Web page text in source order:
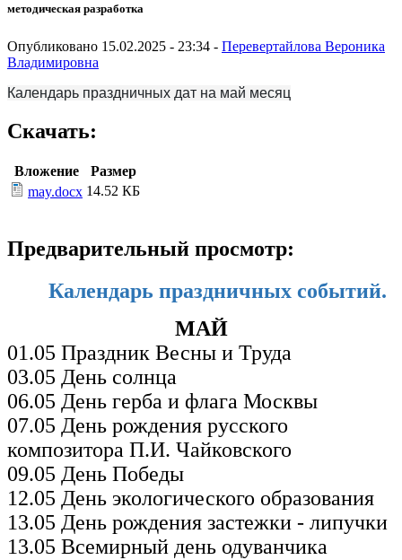
методическая разработка
Опубликовано 15.02.2025 - 23:34 - Перевертайлова Вероника
Владимировна
Календарь праздничных дат на май месяц
Скачать:
Вложение
Размер
may.docx 14.52 КБ
Предварительный просмотр:
Календарь праздничных событий.
МАЙ
01.05 Праздник Весны и Труда
03.05 День солнца
06.05 День герба и флага Москвы
07.05 День рождения русского
композитора П.И. Чайковского
09.05 День Победы
12.05 День экологического образования
13.05 День рождения застежки - липучки
13.05 Всемирный день одуванчика